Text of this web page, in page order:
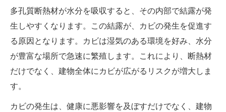
多孔質断熱材が水分を吸収すると、その内部で結露が発
生しやすくなります。この結露が、カビの発生を促進す
る原因となります。カビは湿気のある環境を好み、水分
が豊富な場所で急速に繁殖します。これにより、断熱材
だけでなく、建物全体にカビが広がるリスクが増大しま
す。
カビの発生は、健康に悪影響を及ぼすだけでなく、建物